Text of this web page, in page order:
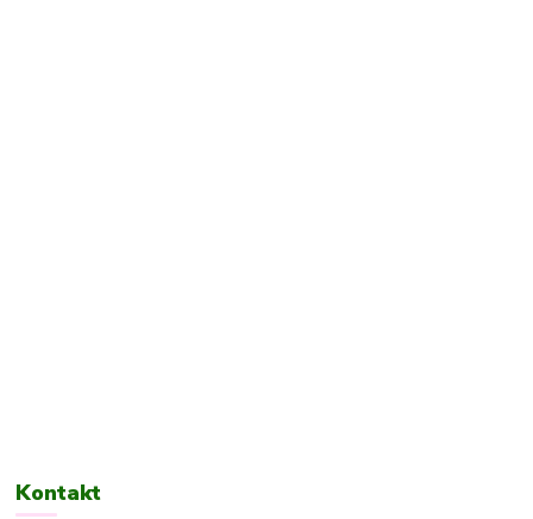
Kontakt